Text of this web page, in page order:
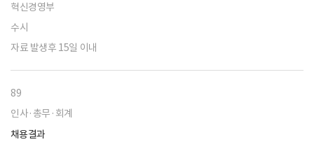
혁신경영부
수시
자료 발생후 15일 이내
89
인사·총무·회계
채용결과